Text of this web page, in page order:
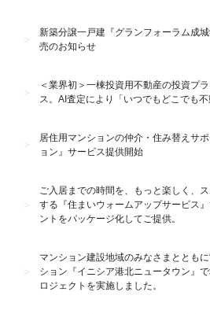
新築分譲一戸建『グランフォーラム成
売のお知らせ
＜業界初＞一棟投資用不動産の投資プ
ス。AI査定により「いつでもどこでも
居住用マンションの仲介・住み替えサ
ョン』サービス提供開始
ご入居までの時間を、もっと楽しく、
する『住まいウォームアップサービス
ントをパッケージ化してご提供。
マンション建設地域のみなさまととも
ション『イニシア港北ニュータウン』
ロジェクトを実施しました。